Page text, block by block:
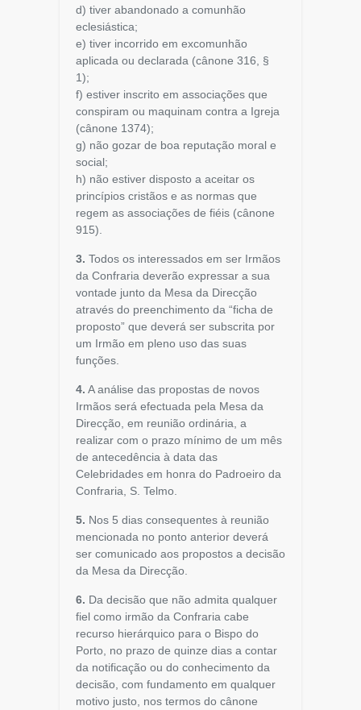
d) tiver abandonado a comunhão
eclesiástica;
e) tiver incorrido em excomunhão
aplicada ou declarada (cânone 316, §
1);
f) estiver inscrito em associações que
conspiram ou maquinam contra a Igreja
(cânone 1374);
g) não gozar de boa reputação moral e
social;
h) não estiver disposto a aceitar os
princípios cristãos e as normas que
regem as associações de fiéis (cânone
915).
3. Todos os interessados em ser Irmãos
da Confraria deverão expressar a sua
vontade junto da Mesa da Direcção
através do preenchimento da “ficha de
proposto” que deverá ser subscrita por
um Irmão em pleno uso das suas
funções.
4. A análise das propostas de novos
Irmãos será efectuada pela Mesa da
Direcção, em reunião ordinária, a
realizar com o prazo mínimo de um mês
de antecedência à data das
Celebridades em honra do Padroeiro da
Confraria, S. Telmo.
5. Nos 5 dias consequentes à reunião
mencionada no ponto anterior deverá
ser comunicado aos propostos a decisão
da Mesa da Direcção.
6. Da decisão que não admita qualquer
fiel como irmão da Confraria cabe
recurso hierárquico para o Bispo do
Porto, no prazo de quinze dias a contar
da notificação ou do conhecimento da
decisão, com fundamento em qualquer
motivo justo, nos termos do cânone